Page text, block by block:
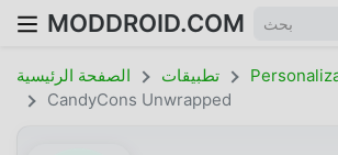
MODDROID.COM
الصفحة الرئيسية تطبيقات
CandyCons Unwrapped